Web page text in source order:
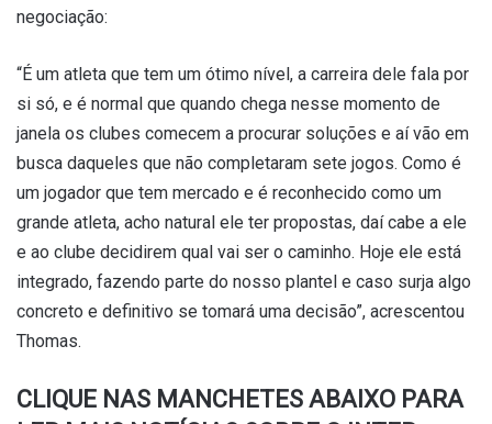
negociação:
“É um atleta que tem um ótimo nível, a carreira dele fala por
si só, e é normal que quando chega nesse momento de
janela os clubes comecem a procurar soluções e aí vão em
busca daqueles que não completaram sete jogos. Como é
um jogador que tem mercado e é reconhecido como um
grande atleta, acho natural ele ter propostas, daí cabe a ele
e ao clube decidirem qual vai ser o caminho. Hoje ele está
integrado, fazendo parte do nosso plantel e caso surja algo
concreto e definitivo se tomará uma decisão”, acrescentou
Thomas.
CLIQUE NAS MANCHETES ABAIXO PARA